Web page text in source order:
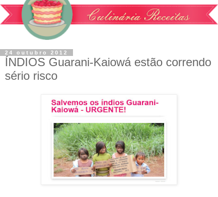
24 outubro 2012
ÍNDIOS Guarani-Kaiowá estão correndo
sério risco